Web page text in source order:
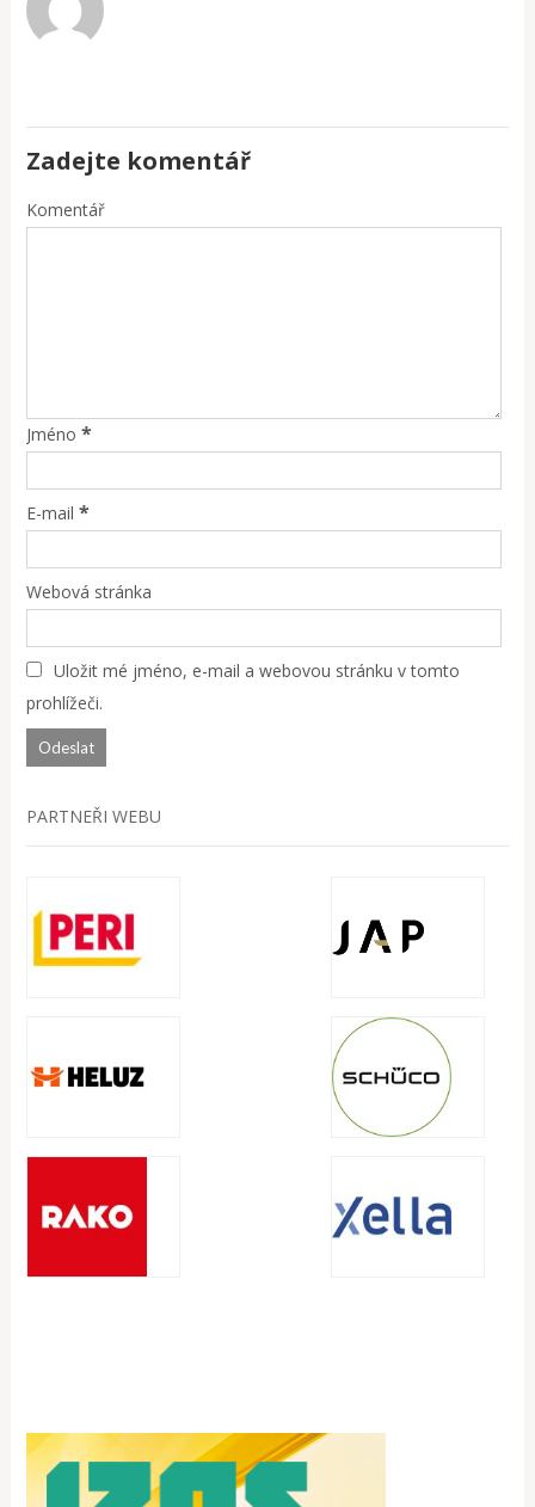
Zadejte komentář
Komentář
Jméno *
E-mail *
Webová stránka
Uložit mé jméno, e-mail a webovou stránku v tomto
prohlížeči.
PARTNEŘI WEBU